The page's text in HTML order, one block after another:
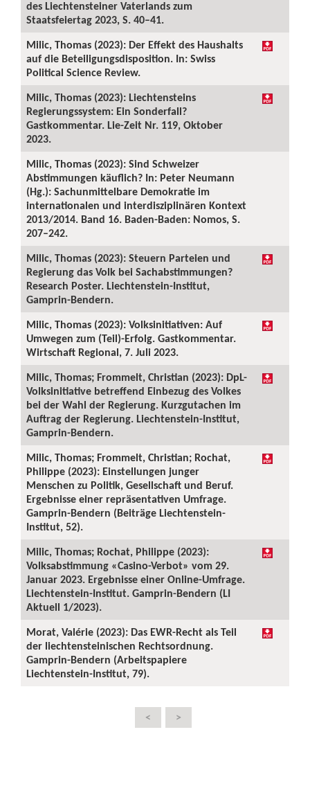
des Liechtensteiner Vaterlands zum
Staatsfeiertag 2023, S. 40–41.
Milic, Thomas (2023): Der Effekt des Haushalts
auf die Beteiligungsdisposition. In: Swiss
Political Science Review.
Milic, Thomas (2023): Liechtensteins
Regierungssystem: Ein Sonderfall?
Gastkommentar. Lie-Zeit Nr. 119, Oktober
2023.
Milic, Thomas (2023): Sind Schweizer
Abstimmungen käuflich? In: Peter Neumann
(Hg.): Sachunmittelbare Demokratie im
internationalen und interdisziplinären Kontext
2013/2014. Band 16. Baden-Baden: Nomos, S.
207–242.
Milic, Thomas (2023): Steuern Parteien und
Regierung das Volk bei Sachabstimmungen?
Research Poster. Liechtenstein-Institut,
Gamprin-Bendern.
Milic, Thomas (2023): Volksinitiativen: Auf
Umwegen zum (Teil)-Erfolg. Gastkommentar.
Wirtschaft Regional, 7. Juli 2023.
Milic, Thomas; Frommelt, Christian (2023): DpL-
Volksinitiative betreffend Einbezug des Volkes
bei der Wahl der Regierung. Kurzgutachen im
Auftrag der Regierung. Liechtenstein-Institut,
Gamprin-Bendern.
Milic, Thomas; Frommelt, Christian; Rochat,
Philippe (2023): Einstellungen junger
Menschen zu Politik, Gesellschaft und Beruf.
Ergebnisse einer repräsentativen Umfrage.
Gamprin-Bendern (Beiträge Liechtenstein-
Institut, 52).
Milic, Thomas; Rochat, Philippe (2023):
Volksabstimmung «Casino-Verbot» vom 29.
Januar 2023. Ergebnisse einer Online-Umfrage.
Liechtenstein-Institut. Gamprin-Bendern (LI
Aktuell 1/2023).
Morat, Valérie (2023): Das EWR-Recht als Teil
der liechtensteinischen Rechtsordnung.
Gamprin-Bendern (Arbeitspapiere
Liechtenstein-Institut, 79).
< >